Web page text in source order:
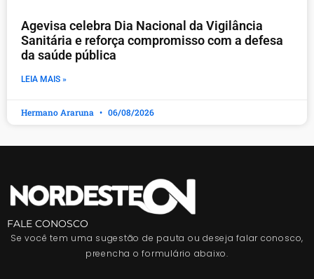
Agevisa celebra Dia Nacional da Vigilância
Sanitária e reforça compromisso com a defesa
da saúde pública
LEIA MAIS »
Hermano Araruna 06/08/2026
FALE CONOSCO
Se você tem uma sugestão de pauta ou deseja falar conosco,
preencha o formulário abaixo.